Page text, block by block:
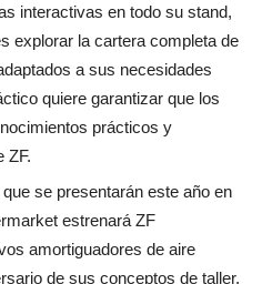
interactivas en todo su stand,
explorar la cartera completa de
a sus necesidades
quiere garantizar que los
prácticos y
ZF.
se presentarán este año en
estrenará ZF
amortiguadores de aire
de sus conceptos de taller.